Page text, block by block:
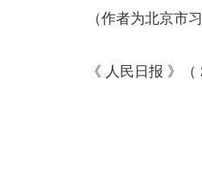
（作者为北京市
《 人民日报 》